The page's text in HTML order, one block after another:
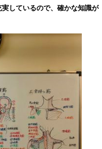
しているので、確かな知識が